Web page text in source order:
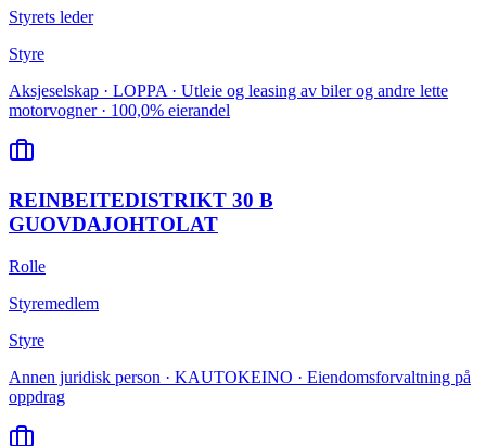
Styrets leder
Styre
Aksjeselskap · LOPPA · Utleie og leasing av biler og andre lette
motorvogner · 100,0% eierandel
REINBEITEDISTRIKT 30 B
GUOVDAJOHTOLAT
Rolle
Styremedlem
Styre
Annen juridisk person · KAUTOKEINO · Eiendomsforvaltning på
oppdrag